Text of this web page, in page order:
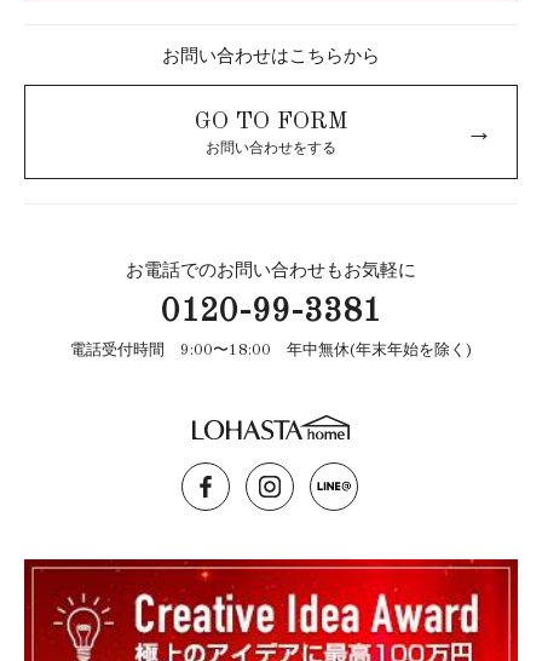
お問い合わせはこちらから
GO TO FORM
お問い合わせをする
→
お電話でのお問い合わせもお気軽に
0120-99-3381
電話受付時間 9:00〜18:00 年中無休(年末年始を除く)